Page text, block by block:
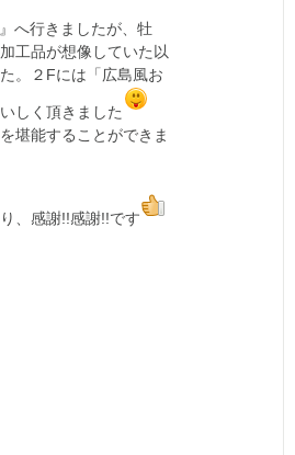
へ行きましたが、牡
工品が想像していた以
。２Fには「広島風お
しく頂きました
堪能することができま
、感謝!!感謝!!です